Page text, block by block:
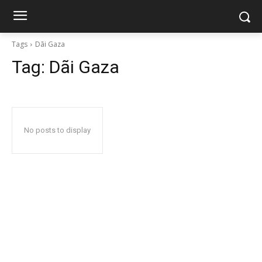
Tags Dãi Gaza
Tag: Dãi Gaza
No posts to display